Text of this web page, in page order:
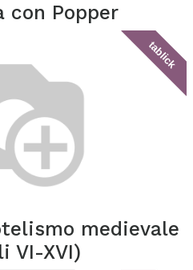
con Popper
tablick
medievale
VI-XVI)